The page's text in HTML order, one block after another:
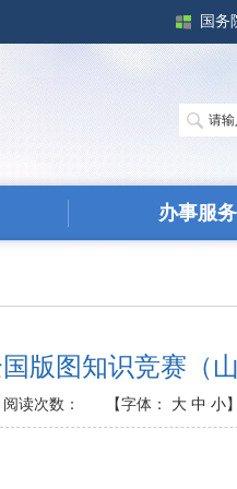
国务
办事服务
版图知识竞赛（
阅读次数： 【字体： 大 中 小】